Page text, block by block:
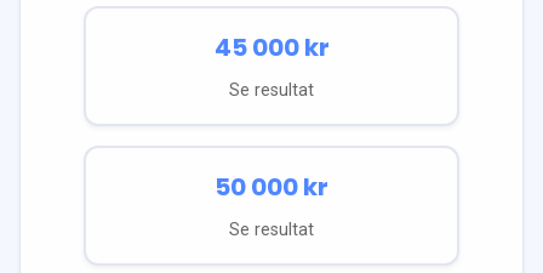
45 000kr
Se resultat
50 000kr
Se resultat